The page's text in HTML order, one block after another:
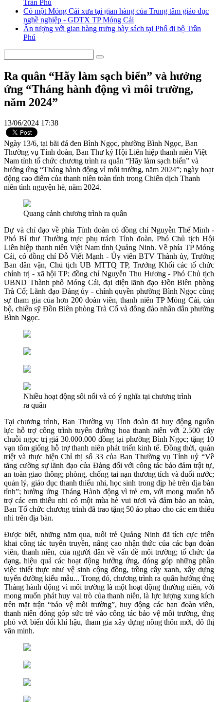
Trần Phú
Có một Móng Cái xưa tại gian hàng của Trung tâm giáo dục
nghề nghiệp - GDTX TP Móng Cái
Ấn tượng với gian hàng trưng bày sách tại Phố đi bộ Trần
Phú
Ra quân “Hãy làm sạch biển” và hưởng
ứng “Tháng hành động vì môi trường,
năm 2024”
13/06/2024 17:38
Ngày 13/6, tại bãi đá đen Bình Ngọc, phường Bình Ngọc, Ban
Thường vụ Tỉnh đoàn, Ban Thư ký Hội Liên hiệp thanh niên Việt
Nam tỉnh tổ chức chương trình ra quân “Hãy làm sạch biển” và
hưởng ứng “Tháng hành động vì môi trường, năm 2024”; ngày hoạt
động cao điểm của thanh niên toàn tỉnh trong Chiến dịch Thanh
niên tình nguyện hè, năm 2024.
Quang cảnh chương trình ra quân
Dự và chỉ đạo về phía Tỉnh đoàn có đồng chí Nguyễn Thế Minh -
Phó Bí thư Thường trực phụ trách Tỉnh đoàn, Phó Chủ tịch Hội
Liên hiệp thanh niên Việt Nam tỉnh Quảng Ninh. Về phía TP Móng
Cái, có đồng chí Đỗ Viết Mạnh - Ủy viên BTV Thành ủy, Trưởng
Ban dân vận, Chủ tịch UB MTTQ TP, Trưởng Khối các tổ chức
chính trị - xã hội TP; đồng chí Nguyễn Thu Hương - Phó Chủ tịch
UBND Thành phố Móng Cái, đại diện lãnh đạo Đồn Biên phòng
Trà Cổ; Lãnh đạo Đảng ủy - chính quyền phường Bình Ngọc cùng
sự tham gia của hơn 200 đoàn viên, thanh niên TP Móng Cái, cán
bộ, chiến sỹ Đồn Biên phòng Trà Cổ và đông đảo nhân dân phường
Bình Ngọc.
Nhiều hoạt động sôi nổi và có ý nghĩa tại chương trình
ra quân
Tại chương trình, Ban Thường vụ Tỉnh đoàn đã huy động nguồn
lực hỗ trợ công trình tuyến đường hoa thanh niên với 2.500 cây
chuỗi ngọc trị giá 30.000.000 đồng tại phường Bình Ngọc; tặng 10
vạn tôm giống hỗ trợ thanh niên phát triển kinh tế. Đồng thời, quán
triệt và thực hiện Chỉ thị số 33 của Ban Thường vụ Tỉnh uỷ “Về
tăng cường sự lãnh đạo của Đảng đối với công tác bảo đảm trật tự,
an toàn giao thông; phòng, chống tai nạn thương tích và đuối nước;
quản lý, giáo dục thanh thiếu nhi, học sinh trong dịp hè trên địa bàn
tỉnh”; hưởng ứng Tháng Hành động vì trẻ em, với mong muốn hỗ
trợ các em thiếu nhi có một mùa hè vui tươi và đảm bảo an toàn,
Ban Tổ chức chương trình đã trao tặng 50 áo phao cho các em thiếu
nhi trên địa bàn.
Được biết, những năm qua, tuổi trẻ Quảng Ninh đã tích cực triển
khai công tác tuyên truyền, nâng cao nhận thức của các bạn đoàn
viên, thanh niên, của người dân về vấn đề môi trường; tổ chức đa
dạng, hiệu quả các hoạt động hưởng ứng, đóng góp những phần
việc thiết thực như vệ sinh cộng đồng, trồng cây xanh, xây dựng
tuyến đường kiểu mẫu... Trong đó, chương trình ra quân hưởng ứng
Tháng hành động vì môi trường là một hoạt động thường niên, với
mong muốn phát huy vai trò của thanh niên, là lực lượng xung kích
trên mặt trận “bảo vệ môi trường”, huy động các bạn đoàn viên,
thanh niên đóng góp sức trẻ vào công tác bảo vệ môi trường, ứng
phó với biến đổi khí hậu, tham gia xây dựng nông thôn mới, đô thị
văn minh.